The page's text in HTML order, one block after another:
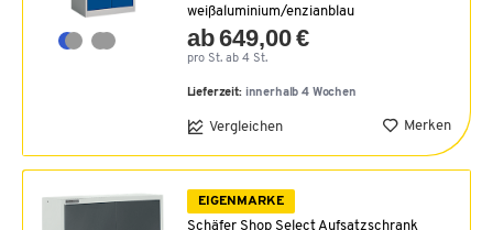
weißaluminium/enzianblau
ab 649,00 €
pro St. ab 4 St.
Lieferzeit: innerhalb 4 Wochen
Vergleichen Merken
EIGENMARKE
Schäfer Shop Select Aufsatzschrank